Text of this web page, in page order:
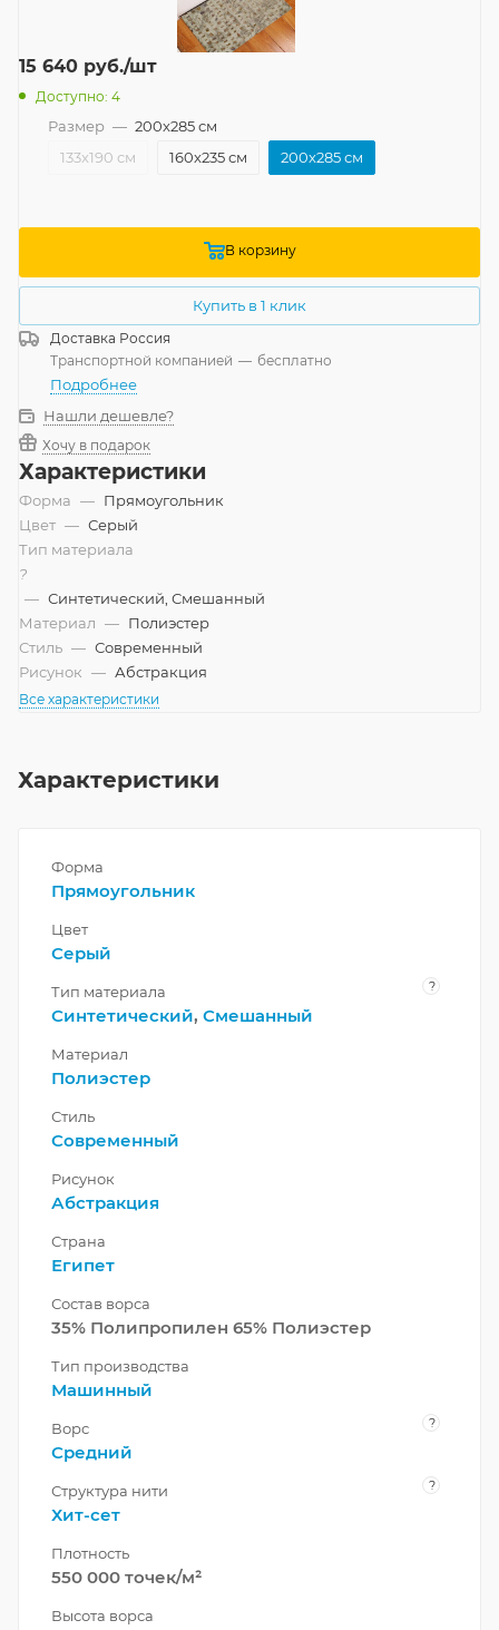
15 640 руб./шт
Доступно: 4
Размер — 200x285 см
133x190 см
160x235 см 200x285 см
В корзину
Купить в 1 клик
Доставка Россия
Транспортной компанией — бесплатно
Подробнее
Нашли дешевле?
Хочу в подарок
Характеристики
Форма — Прямоугольник
Цвет — Серый
Тип материала
?
— Синтетический, Смешанный
Материал — Полиэстер
Стиль — Современный
Рисунок — Абстракция
Все характеристики
Характеристики
Форма
Прямоугольник
Цвет
Серый
Тип материала ?
Синтетический, Смешанный
Материал
Полиэстер
Стиль
Современный
Рисунок
Абстракция
Страна
Египет
Состав ворса
35% Полипропилен 65% Полиэстер
Тип производства
Машинный
Ворс ?
Средний
Структура нити ?
Хит-сет
Плотность
550 000 точек/м²
Высота ворса